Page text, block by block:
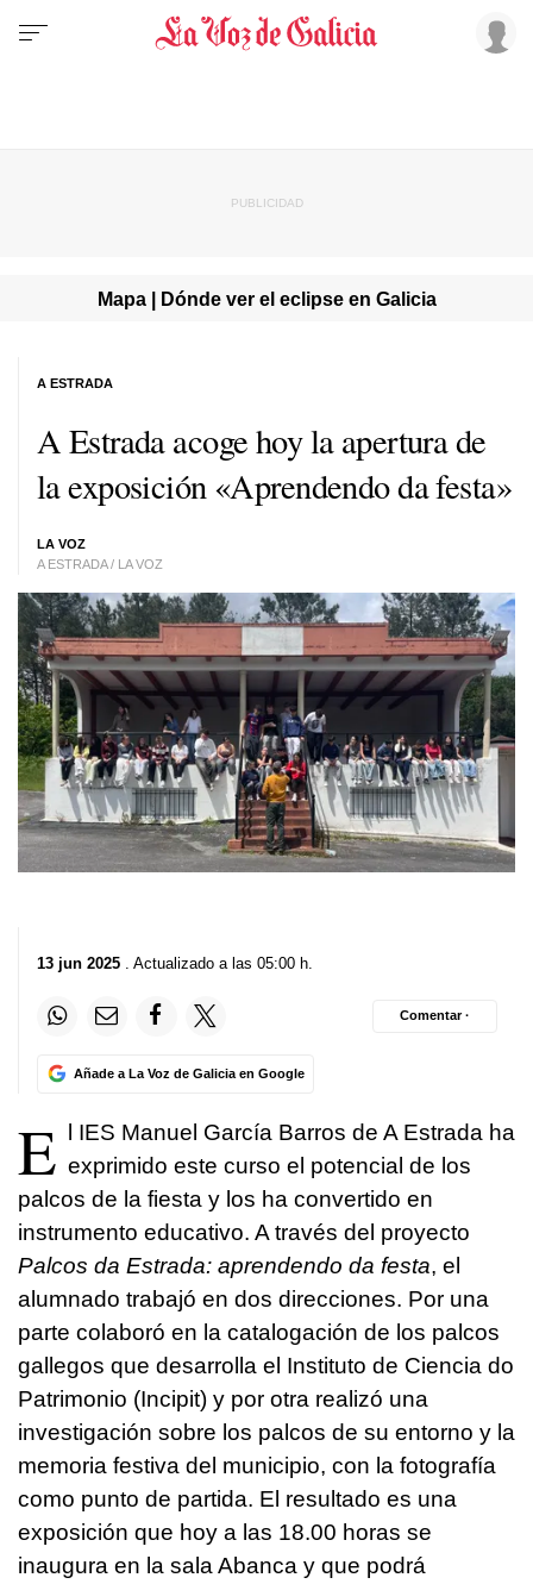
Mapa | Dónde ver el eclipse en Galicia
A Estrada acoge hoy la apertura de
la exposición «Aprendendoda festa»
LA VOZ
A ESTRADA / LA VOZ
A ESTRADA
13 jun 2025 . Actualizado a las 05:00 h.
Añade a La Voz de Galicia en Google
Comentar ·
E l IES Manuel García Barros de A Estrada ha
exprimido este curso el potencial de los
palcos de la fiesta y los ha convertido en
instrumento educativo. A través del proyecto
Palcos da Estrada: aprendendo da festa, el
alumnado trabajó en dos direcciones. Por una
parte colaboró en la catalogación de los palcos
gallegos que desarrolla el Instituto de Ciencia do
Patrimonio (Incipit) y por otra realizó una
investigación sobre los palcos de su entorno y la
memoria festiva del municipio, con la fotografía
como punto de partida. El resultado es una
exposición que hoy a las 18.00 horas se
inaugura en la sala Abanca y que podrá